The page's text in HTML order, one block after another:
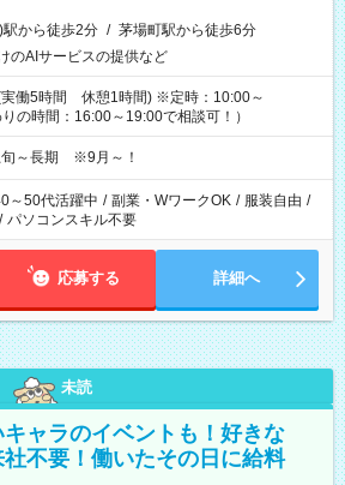
から徒歩2分 / 茅場町駅から徒歩6分
のAIサービスの提供など
実働5時間 休憩1時間) ※定時：10:00～
の時間：16:00～19:00で相談可！）
旬～長期 ※9月～！
～50代活躍中 / 副業・WワークOK / 服装自由 /
/ パソコンスキル不要
応募する 詳細へ
未読
ャラのイベントも！好きな
不要！働いたその日に給料